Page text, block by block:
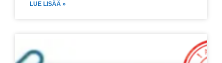
LUE LISÄÄ »